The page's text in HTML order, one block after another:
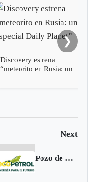
Discovery estrena
“meteorito en Rusia: un
❯
Next
Pozo de Ecopetrol en Antioquia alcanzará los 5.500 barriles diarios